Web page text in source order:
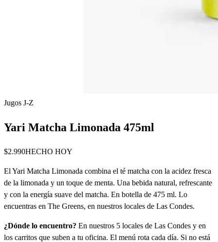
Jugos J-Z
Yari Matcha Limonada 475ml
$2.990HECHO HOY
El Yari Matcha Limonada combina el té matcha con la acidez fresca
de la limonada y un toque de menta. Una bebida natural, refrescante
y con la energía suave del matcha. En botella de 475 ml. Lo
encuentras en The Greens, en nuestros locales de Las Condes.
¿Dónde lo encuentro? En nuestros 5 locales de Las Condes y en
los carritos que suben a tu oficina. El menú rota cada día. Si no está